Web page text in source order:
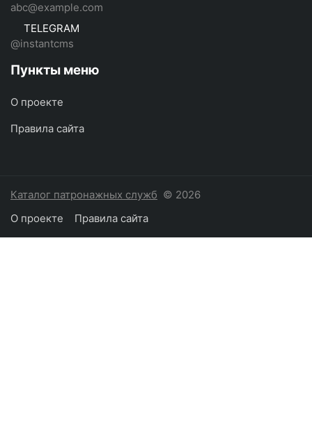
abc@example.com
TELEGRAM
@instantcms
Пункты меню
О проекте
Правила сайта
Каталог патронажных служб © 2026
О проекте
Правила сайта